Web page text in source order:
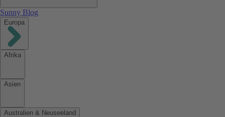
Sunny Blog
Europa
Afrika
Asien
Australien & Neuseeland